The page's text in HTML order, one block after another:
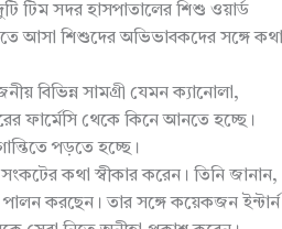
টিম সদর হাসপাতালের শিশু ওয়ার্ড
আসা শিশুদের অভিভাবকদের সঙ্গে কথা
বিভিন্ন সামগ্রী যেমন ক্যানোলা,
ফার্মেসি থেকে কিনে আনতে হচ্ছে।
পড়তে হচ্ছে।
কথা স্বীকার করেন। তিনি জানান,
পালন করছেন। তার সঙ্গে কয়েকজন ইন্টার্ন